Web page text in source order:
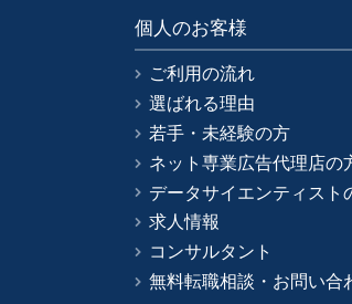
個人のお客様
ご利用の流れ
選ばれる理由
若手・未経験の方
ネット専業広告代理店の
データサイエンティスト
求人情報
コンサルタント
無料転職相談・お問い合